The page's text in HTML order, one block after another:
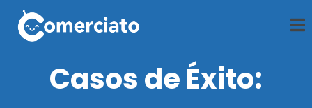
Casos de Éxito: